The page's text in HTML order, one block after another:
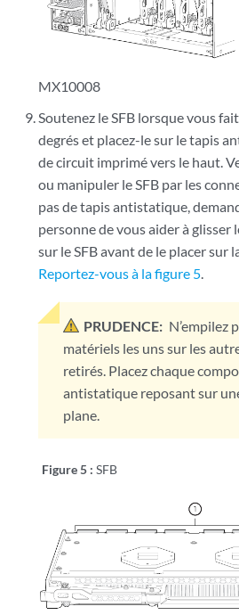
MX10008
Soutenez le SFB lorsque vous
degrés et placez-le sur le tapis
de circuit imprimé vers le haut.
ou manipuler le SFB par les
pas de tapis antistatique,
personne de vous aider à glisser
sur le SFB avant de le placer sur
Reportez-vous à la figure 5.
PRUDENCE: N’empilez
matériels les uns sur les
retirés. Placez chaque
antistatique reposant sur
plane.
Figure 5 :SFB